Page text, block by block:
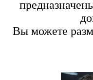
Вы можете